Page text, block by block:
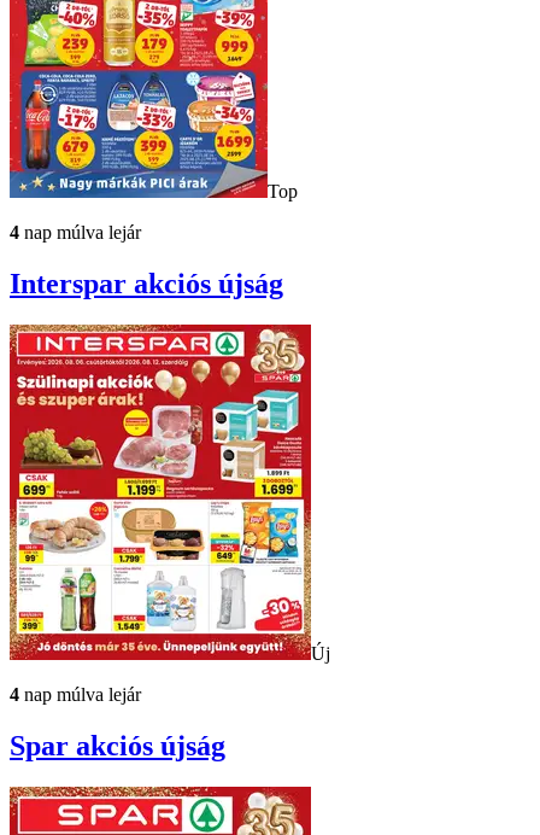
Top
4 nap múlva lejár
Interspar akciós újság
Új
4 nap múlva lejár
Spar akciós újság